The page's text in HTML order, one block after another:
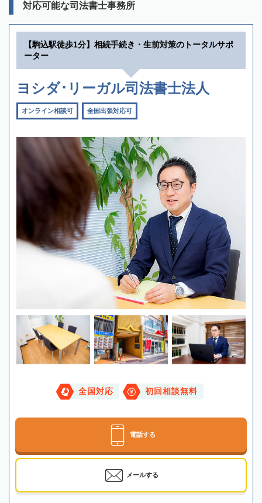
対応可能な司法書士事務所
【駒込駅徒歩1分】相続手続き・生前対策のトータルサポ
ーター
ヨシダ･リーガル司法書士法人
オンライン相談可 全国出張対応可
全国対応 初回相談無料
電話する
メールする